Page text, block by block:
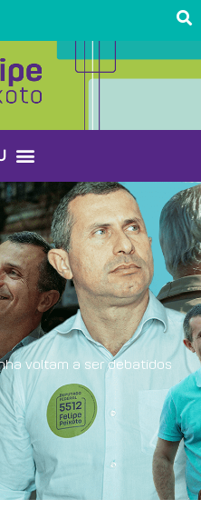
voltam a ser debatidos